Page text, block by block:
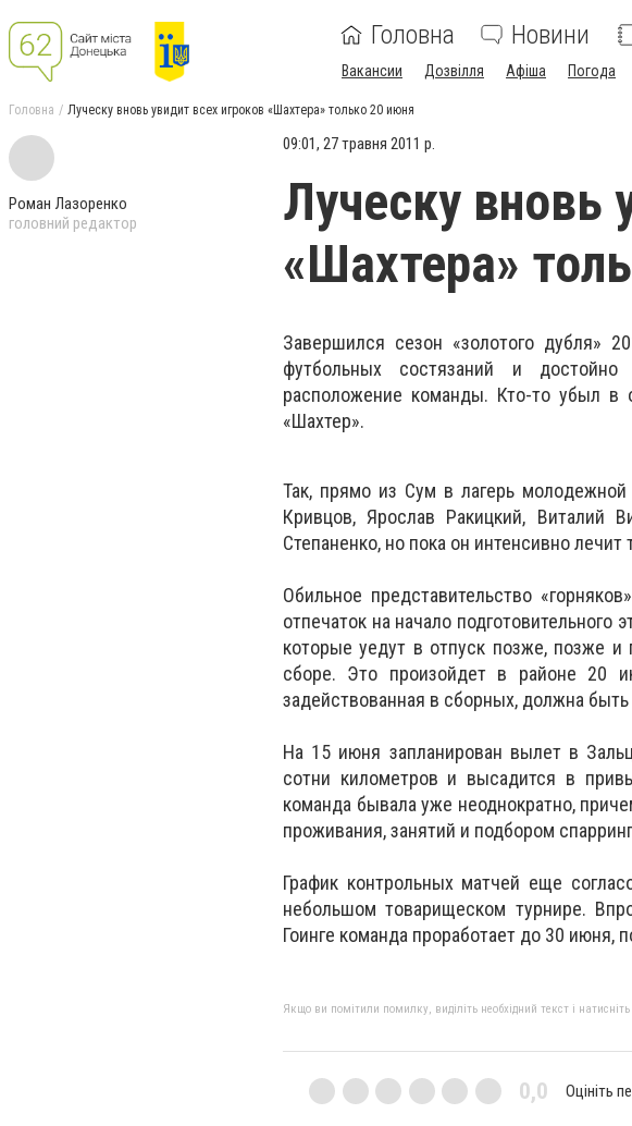
Головна Новини
Вакансии Дозвілля Афіша Погода
Головна Луческу вновь увидит всех игроков «Шахтера» только 20 июня
Роман Лазоренко
головний редактор
09:01, 27 травня 2011 р.
Луческу вновь
«Шахтера»
Завершился сезон «золотого дубля»
футбольных состязаний и
расположение команды. Кто-то убыл в
«Шахтер».
Так, прямо из Сум в лагерь молодежной
Кривцов, Ярослав Ракицкий,
Степаненко, но пока он интенсивно
Обильное представительство
отпечаток на начало подготовительного
которые уедут в отпуск позже, позже
сборе. Это произойдет в районе 20
задействованная в сборных, должна
На 15 июня запланирован вылет в
сотни километров и высадится в
команда бывала уже неоднократно,
проживания, занятий и подбором
График контрольных матчей еще
небольшом товарищеском турнире.
Гоинге команда проработает до 30 июня,
Якщо ви помітили помилку, виділіть необхідний текст і
0,0 Оцініть